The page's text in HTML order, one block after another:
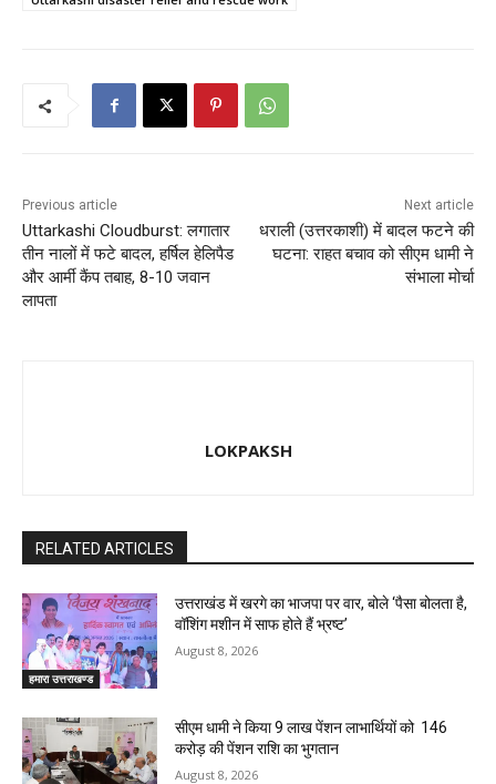
o
n
Previous article
Uttarkashi Cloudburst: लगातार
तीन नालों में फटे बादल, हर्षिल हेलिपैड
और आर्मी कैंप तबाह, 8-10 जवान
लापता
Next article
धराली (उत्तरकाशी) में बादल फटने की
घटना: राहत बचाव को सीएम धामी ने
संभाला मोर्चा
LOKPAKSH
RELATED ARTICLES
हमारा उत्तराखण्ड
उत्तराखंड में खरगे का भाजपा पर वार, बोले ‘पैसा बोलता है,
वॉशिंग मशीन में साफ होते हैं भ्रष्ट’
August 8, 2026
सीएम धामी ने किया 9 लाख पेंशन लाभार्थियों को ₹ 146
करोड़ की पेंशन राशि का भुगतान
August 8, 2026